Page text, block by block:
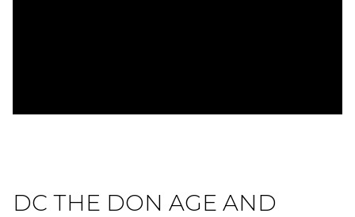
DC THE DON AGE AND